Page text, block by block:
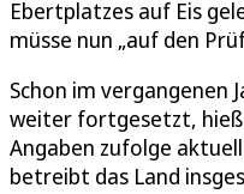
Ebertplatzes auf Eis
müsse nun „auf den
Schon im vergangenen
weiter fortgesetzt, hieß
Angaben zufolge
betreibt das Land